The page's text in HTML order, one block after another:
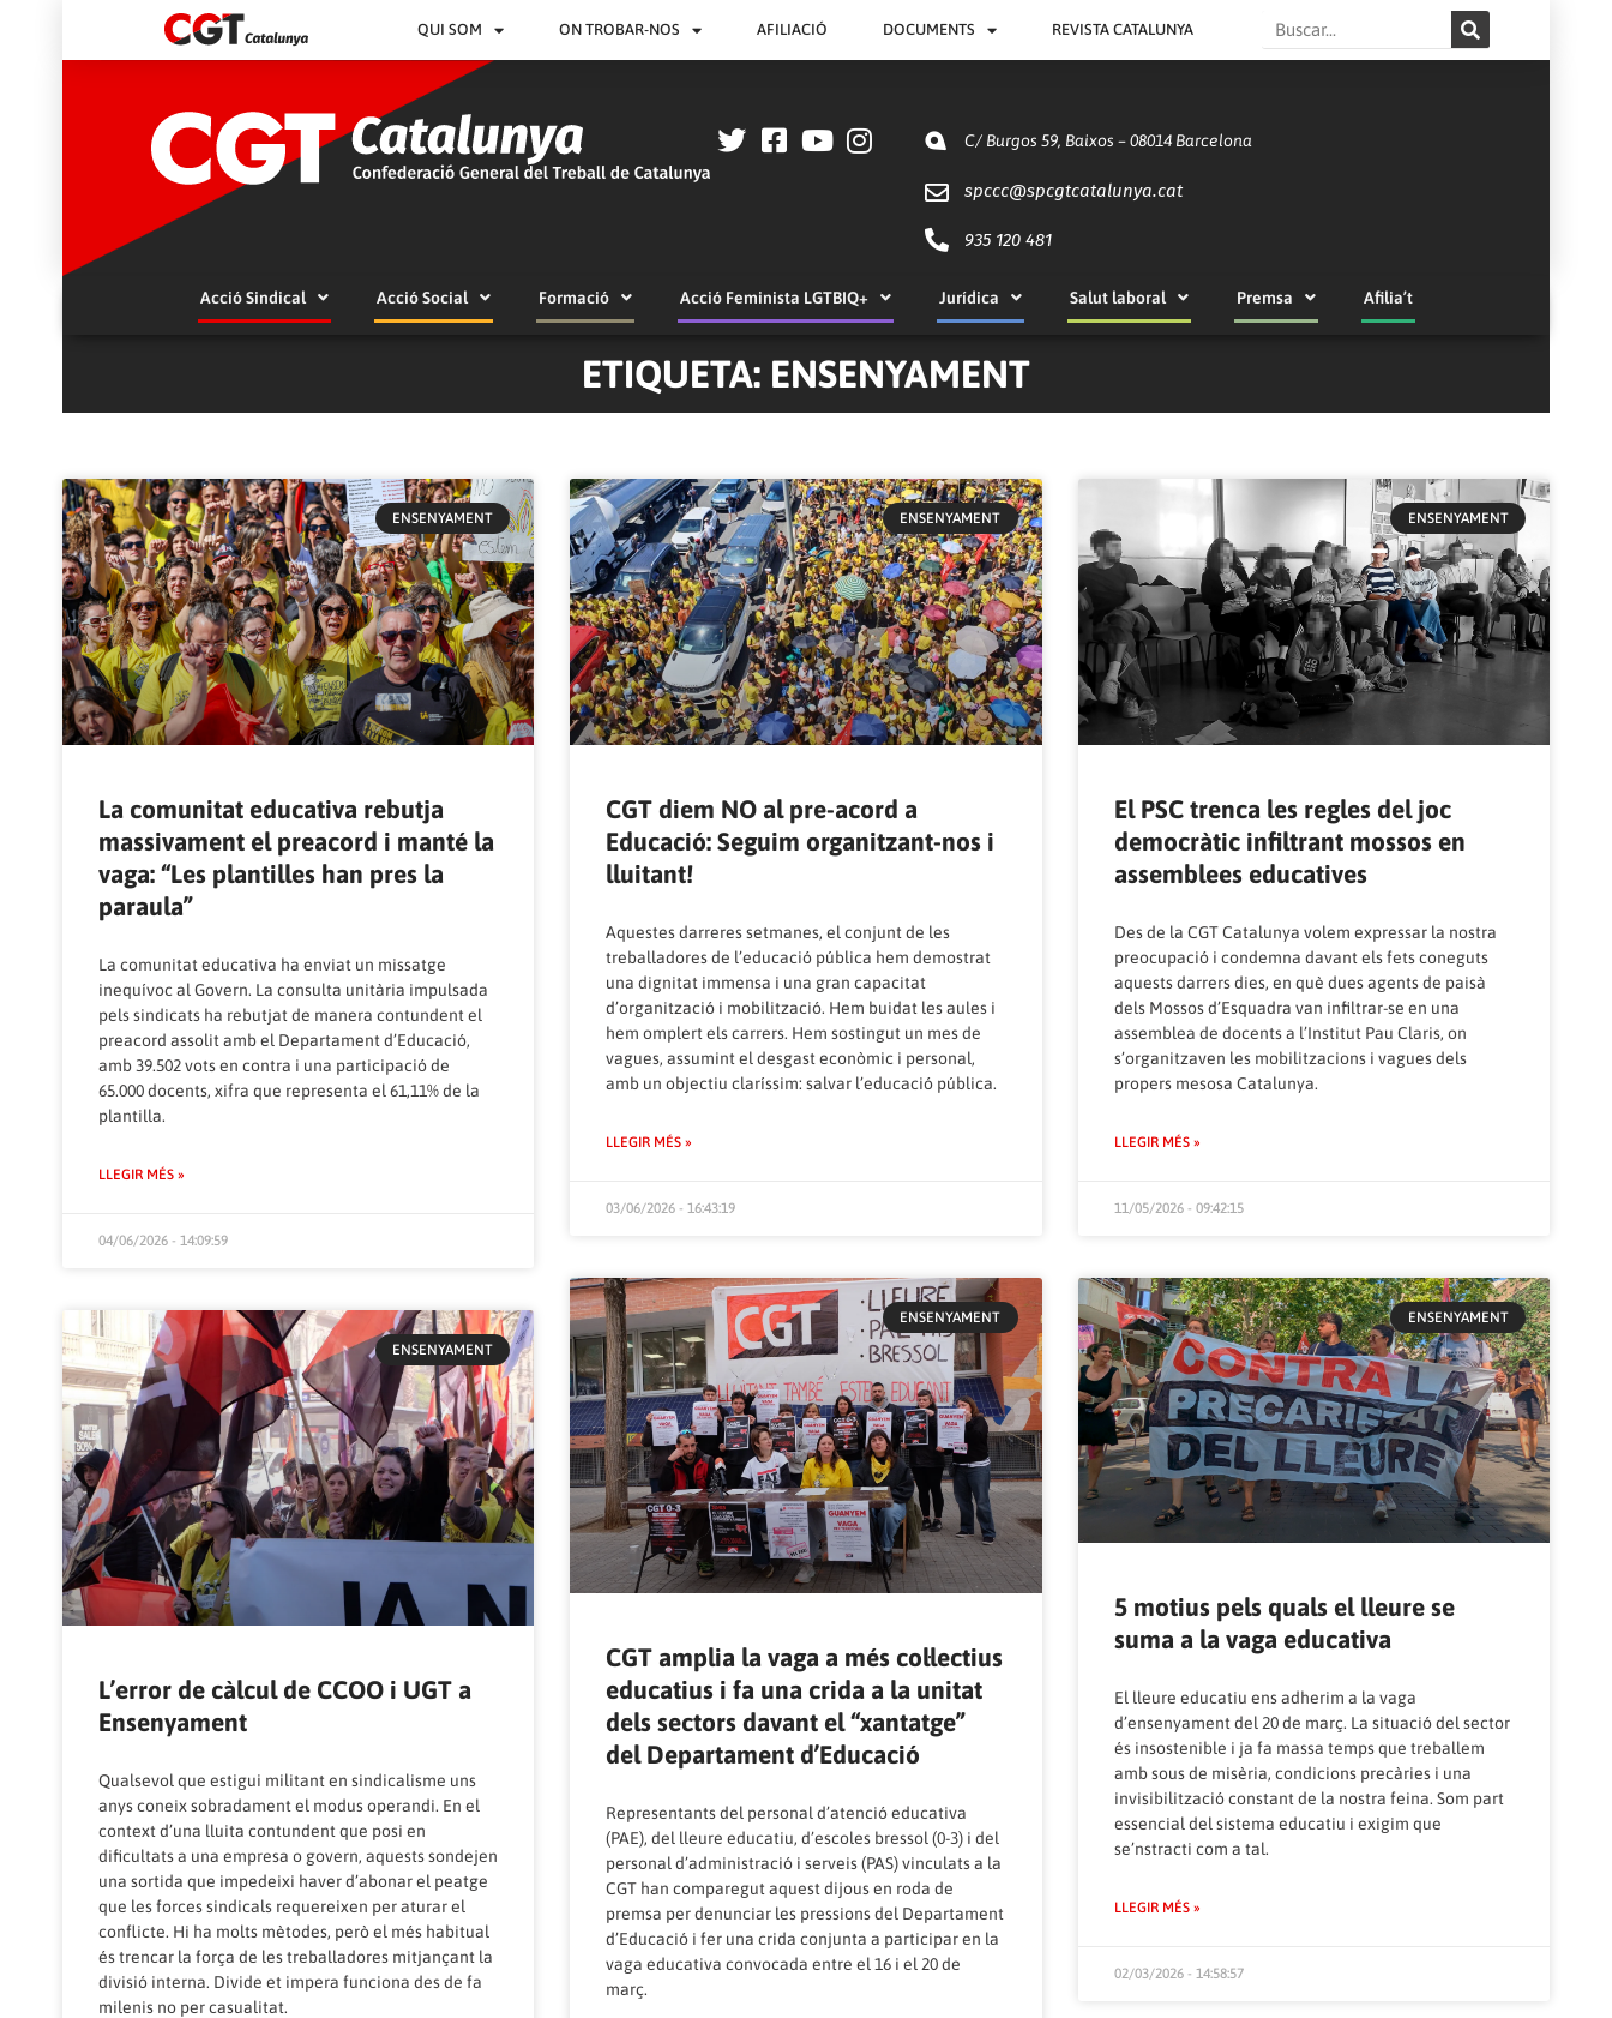
QUI SOM ON TROBAR-NOS AFILIACIÓ DOCUMENTS REVISTA CATALUNYA Search
C/ Burgos 59, Baixos – 08014 Barcelona
spccc@spcgtcatalunya.cat
935 120 481
Acció Sindical Acció Social Formació Acció Feminista LGTBIQ+ Jurídica Salut laboral Premsa Afilia’t
ETIQUETA: ENSENYAMENT
ENSENYAMENT
La comunitat educativa rebutja
massivament el preacord i manté la
vaga: “Les plantilles han pres la
paraula”
La comunitat educativa ha enviat un missatge
inequívoc al Govern. La consulta unitària impulsada
pels sindicats ha rebutjat de manera contundent el
preacord assolit amb el Departament d’Educació,
amb 39.502 vots en contra i una participació de
65.000 docents, xifra que representa el 61,11% de la
plantilla.
LLEGIR MÉS »
04/06/2026 - 14:09:59
ENSENYAMENT
CGT diem NO al pre-acord a
Educació: Seguim organitzant-nos i
lluitant!
Aquestes darreres setmanes, el conjunt de les
treballadores de l’educació pública hem demostrat
una dignitat immensa i una gran capacitat
d’organització i mobilització. Hem buidat les aules i
hem omplert els carrers. Hem sostingut un mes de
vagues, assumint el desgast econòmic i personal,
amb un objectiu claríssim: salvar l’educació pública.
LLEGIR MÉS »
03/06/2026 - 16:43:19
ENSENYAMENT
El PSC trenca les regles del joc
democràtic infiltrant mossos en
assemblees educatives
Des de la CGT Catalunya volem expressar la nostra
preocupació i condemna davant els fets coneguts
aquests darrers dies, en què dues agents de paisà
dels Mossos d’Esquadra van infiltrar-se en una
assemblea de docents a l’Institut Pau Claris, on
s’organitzaven les mobilitzacions i vagues dels
propers mesosa Catalunya.
LLEGIR MÉS »
11/05/2026 - 09:42:15
ENSENYAMENT
L’error de càlcul de CCOO i UGT a
Ensenyament
Qualsevol que estigui militant en sindicalisme uns
anys coneix sobradament el modus operandi. En el
context d’una lluita contundent que posi en
dificultats a una empresa o govern, aquests sondejen
una sortida que impedeixi haver d’abonar el peatge
que les forces sindicals requereixen per aturar el
conflicte. Hi ha molts mètodes, però el més habitual
és trencar la força de les treballadores mitjançant la
divisió interna. Divide et impera funciona des de fa
milenis no per casualitat.
ENSENYAMENT
CGT amplia la vaga a més col·lectius
educatius i fa una crida a la unitat
dels sectors davant el “xantatge”
del Departament d’Educació
Representants del personal d’atenció educativa
(PAE), del lleure educatiu, d’escoles bressol (0-3) i del
personal d’administració i serveis (PAS) vinculats a la
CGT han comparegut aquest dijous en roda de
premsa per denunciar les pressions del Departament
d’Educació i fer una crida conjunta a participar en la
vaga educativa convocada entre el 16 i el 20 de
març.
ENSENYAMENT
5 motius pels quals el lleure se
suma a la vaga educativa
El lleure educatiu ens adherim a la vaga
d’ensenyament del 20 de març. La situació del sector
és insostenible i ja fa massa temps que treballem
amb sous de misèria, condicions precàries i una
invisibilització constant de la nostra feina. Som part
essencial del sistema educatiu i exigim que
se’nstracti com a tal.
LLEGIR MÉS »
02/03/2026 - 14:58:57